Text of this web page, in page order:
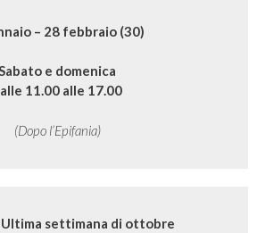
– 28 febbraio (30)
e domenica
11.00 alle 17.00
(Dopo l’Epifania)
Ultima settimana di ottobre